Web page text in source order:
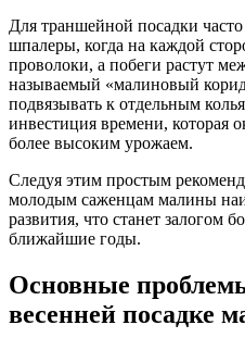
Для траншейной посадки
шпалеры, когда на каждой
проволоки, а побеги растут
называемый «малиновый
подвязывать к отдельным
инвестиция времени, которая
более высоким урожаем.
Следуя этим простым
молодым саженцам малины
развития, что станет залогом
ближайшие годы.
Основные
весенней посадке